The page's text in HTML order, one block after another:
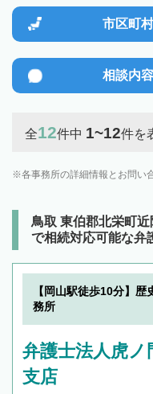
市区町
相談内
全12件中 1~12件を
各事務所の詳細情報とお問い
鳥取 東伯郡北栄町
で相続対応可能な弁
【岡山駅徒歩10分】
務所
弁護士法人虎ノ
支店